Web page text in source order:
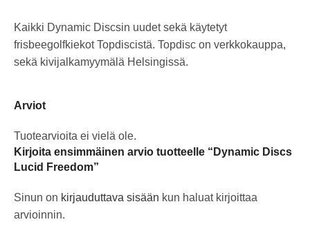
Kaikki Dynamic Discsin uudet sekä käytetyt
frisbeegolfkiekot Topdiscistä. Topdisc on verkkokauppa,
sekä kivijalkamyymälä Helsingissä.
Arviot
Tuotearvioita ei vielä ole.
Kirjoita ensimmäinen arvio tuotteelle “Dynamic Discs
Lucid Freedom”
Sinun on kirjauduttava sisään kun haluat kirjoittaa
arvioinnin.